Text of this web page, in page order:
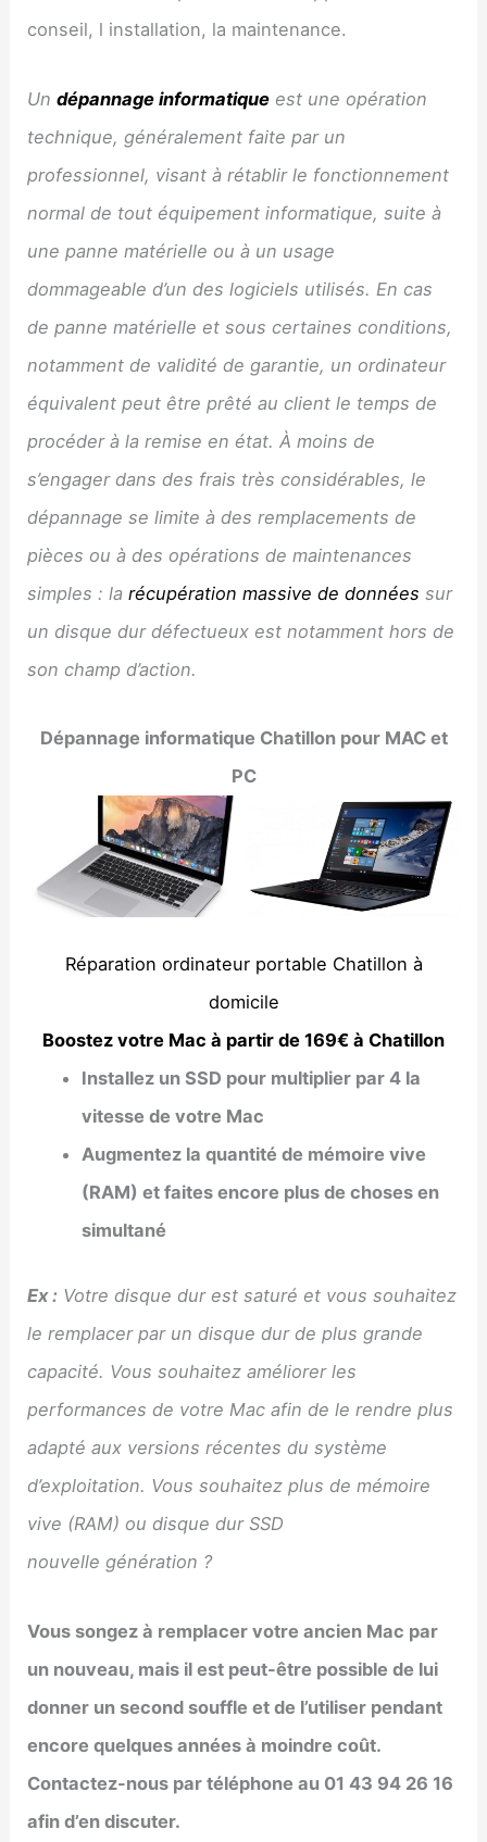
conseil, l installation, la maintenance.
Undépannage informatique est une opération
technique, généralement faite par un
professionnel, visant à rétablir le fonctionnement
normal de tout équipement informatique, suite à
une panne matérielle ou à un usage
dommageable d’un des logiciels utilisés. En cas
de panne matérielle et sous certaines conditions,
notamment de validité de garantie, un ordinateur
équivalent peut être prêté au client le temps de
procéder à la remise en état. À moins de
s’engager dans des frais très considérables, le
dépannage se limite à des remplacements de
pièces ou à des opérations de maintenances
simples : larécupération massive de données sur
un disque dur défectueux est notamment hors de
son champ d’action.
Dépannage informatique Chatillon pour MAC et
PC
Réparation ordinateur portable Chatillon à
domicile
Boostez votre Mac à partir de 169€ à Chatillon
Installez un SSD pour multiplier par 4 la
vitesse de votre Mac
Augmentez la quantité de mémoire vive
(RAM) et faites encore plus de choses en
simultané
Ex : Votre disque dur est saturé et vous souhaitez
le remplacer par un disque dur de plus grande
capacité. Vous souhaitez améliorer les
performances de votre Mac afin de le rendre plus
adapté aux versions récentes du système
d’exploitation. Vous souhaitez plus de mémoire
vive (RAM) ou disque dur SSD
nouvelle génération ?
Vous songez à remplacer votre ancien Mac par
un nouveau, mais il est peut-être possible de lui
donner un second souffle et de l’utiliser pendant
encore quelques années à moindre coût.
Contactez-nous par téléphone au 01 43 94 26 16
afin d’en discuter.